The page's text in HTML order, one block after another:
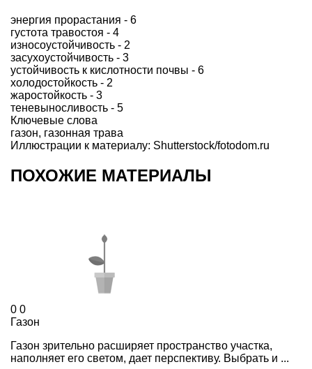
энергия прорастания - 6
густота травостоя - 4
износоустойчивость - 2
засухоустойчивость - 3
устойчивость к кислотности почвы - 6
холодостойкость - 2
жаростойкость - 3
теневыносливость - 5
Ключевые слова
газон, газонная трава
Иллюстрации к материалу: Shutterstock/fotodom.ru
ПОХОЖИЕ МАТЕРИАЛЫ
0 0
Газон
Газон зрительно расширяет пространство участка,
наполняет его светом, дает перспективу. Выбрать и ...